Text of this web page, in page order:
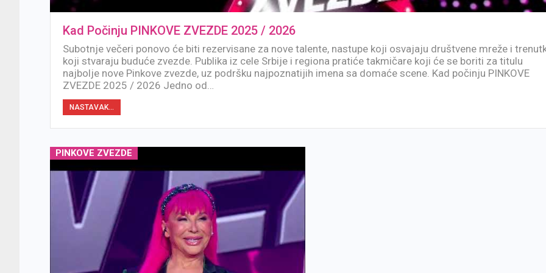
Kad Počinju PINKOVE ZVEZDE 2025 / 2026
Subotnje večeri ponovo će biti rezervisane za nove talente, nastupe koji osvajaju društvene mreže i
koji stvaraju buduće zvezde. Publika iz cele Srbije i regiona pratiće takmičare koji će se boriti za titulu
najbolje nove Pinkove zvezde, uz podršku najpoznatijih imena sa domaće scene. Kad počinju PINKOVE
ZVEZDE 2025 / 2026 Jedno od…
NASTAVAK...
PINKOVE ZVEZDE